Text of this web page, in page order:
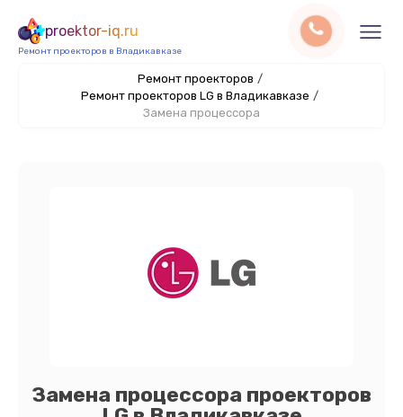
proektor-iq.ru
Ремонт проекторов в Владикавказе
Ремонт проекторов /
Ремонт проекторов LG в Владикавказе /
Замена процессора
Замена процессора проекторов